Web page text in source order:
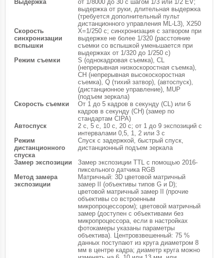
Выдержка
от 1/8000 до 30 с шагом 1/3 или 1/2 EV;
выдержка от руки, длительная выдержка
(требуется дополнительный пульт
дистанционного управления ML-L3), X250
Скорость
синхронизации
вспышки
X=1/250 с; синхронизация с затвором при
выдержке не более 1/320 (расстояние
съемки со вспышкой уменьшается при
выдержках от 1/320 до 1/250 с)
Режим съемки
S (однокадровая съемка), CL
(непрерывная низкоскоростная съемка),
CH (непрерывная высокоскоростная
съемка), Q (тихий затвор), (автоспуск),
(дистанционное управление), MUP
(подъем зеркала)
Скорость съемки
От 1 до 5 кадров в секунду (CL) или 6
кадров в секунду (СН) (замер по
стандартам CIPA)
Автоспуск
2 с, 5 с, 10 с, 20 с; от 1 до 9 экспозиций с
интервалами 0,5, 1, 2 или 3 с
Режим
дистанционного
спуска
Спуск с задержкой, быстрый спуск,
дистанционный подъем зеркала
Замер экспозиции
Замер экспозиции TTL с помощью 2016-
пиксельного датчика RGB
Метод замера
экспозиции
Матричный: 3D цветовой матричный
замер II (объективы типов G и D);
цветовой матричный замер II (прочие
объективы со встроенным
микропроцессором); цветовой матричный
замер (доступен с объективами без
микропроцессора, если в настройках
фотокамеры указаны параметры
объектива). Центровзвешенный: 75 %
данных поступают из круга диаметром 8
мм в центре кадра; диаметр круга можно